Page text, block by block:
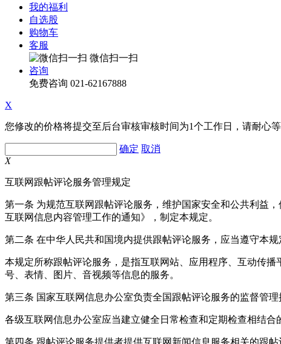
我的福利
自选股
购物车
客服
微信扫一扫
咨询
免费咨询 021-62167888
X
您修改的价格将提交至后台审核审核时间为1个工作日，请耐心
确定 取消
X
互联网跟帖评论服务管理规定
第一条 为规范互联网跟帖评论服务，维护国家安全和公共利益
互联网信息内容管理工作的通知》，制定本规定。
第二条 在中华人民共和国境内提供跟帖评论服务，应当遵守本规
本规定所称跟帖评论服务，是指互联网站、应用程序、互动传
号、表情、图片、音视频等信息的服务。
第三条 国家互联网信息办公室负责全国跟帖评论服务的监督管
各级互联网信息办公室应当建立健全日常检查和定期检查相结
第四条 跟帖评论服务提供者提供互联网新闻信息服务相关的跟